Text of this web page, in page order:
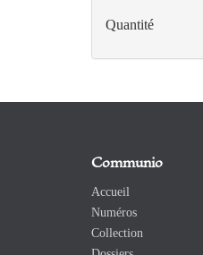
Quantité
Communio
Accueil
Numéros
Collection